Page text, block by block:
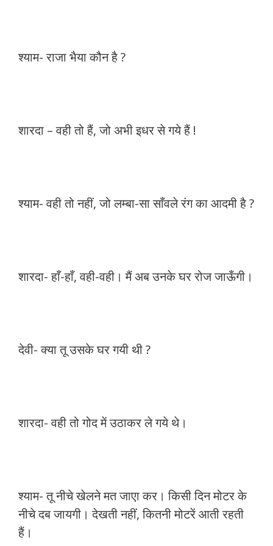
श्याम- राजा भैया कौन है ?
शारदा – वही तो हैं, जो अभी इधर से गये हैं !
श्याम- वही तो नहीं, जो लम्बा-सा साँवले रंग का आदमी है ?
शारदा- हाँ-हाँ, वही-वही। मैं अब उनके घर रोज जाऊँगी।
देवी- क्या तू उसके घर गयी थी ?
शारदा- वही तो गोद में उठाकर ले गये थे।
श्याम- तू नीचे खेलने मत जाएा कर। किसी दिन मोटर के
नीचे दब जायगी। देखती नहीं, कितनी मोटरें आती रहती
हैं।